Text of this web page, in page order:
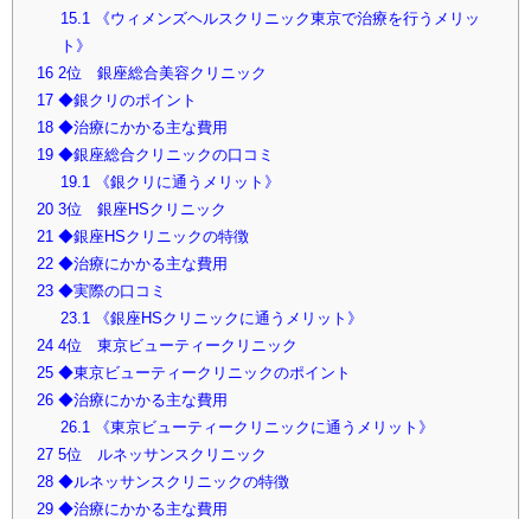
15.1
《ウィメンズヘルスクリニック東京で治療を行うメリッ
ト》
16 2位 銀座総合美容クリニック
17 ◆銀クリのポイント
18 ◆治療にかかる主な費用
19 ◆銀座総合クリニックの口コミ
19.1
《銀クリに通うメリット》
20 3位 銀座HSクリニック
21 ◆銀座HSクリニックの特徴
22 ◆治療にかかる主な費用
23 ◆実際の口コミ
23.1
《銀座HSクリニックに通うメリット》
24 4位 東京ビューティークリニック
25 ◆東京ビューティークリニックのポイント
26 ◆治療にかかる主な費用
26.1
《東京ビューティークリニックに通うメリット》
27 5位 ルネッサンスクリニック
28 ◆ルネッサンスクリニックの特徴
29 ◆治療にかかる主な費用